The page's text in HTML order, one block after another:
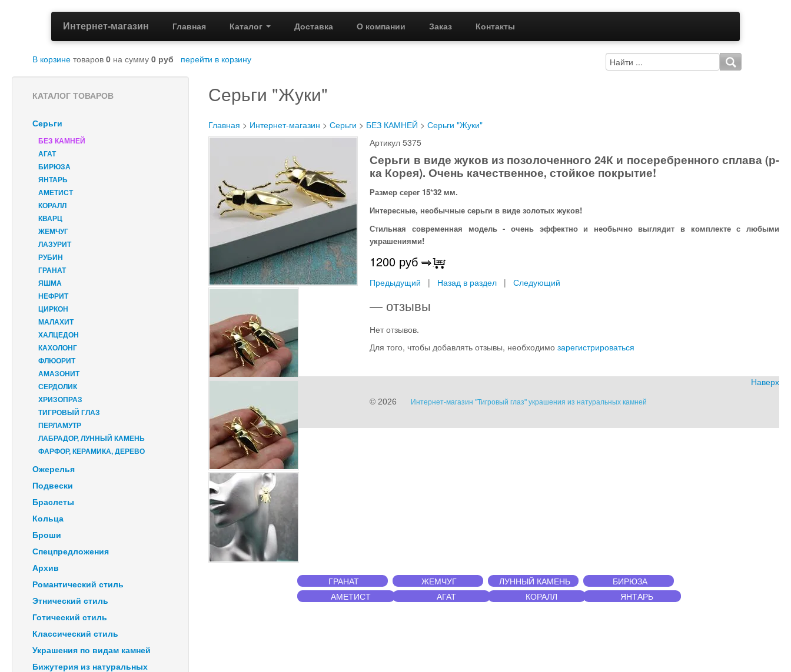
Интернет-магазин Главная Каталог Доставка О компании Заказ Контакты
В корзине товаров 0 на сумму 0 руб перейти в корзину
КАТАЛОГ ТОВАРОВ
Серьги
БЕЗ КАМНЕЙ
АГАТ
БИРЮЗА
ЯНТАРЬ
АМЕТИСТ
КОРАЛЛ
КВАРЦ
ЖЕМЧУГ
ЛАЗУРИТ
РУБИН
ГРАНАТ
ЯШМА
НЕФРИТ
ЦИРКОН
МАЛАХИТ
ХАЛЦЕДОН
КАХОЛОНГ
ФЛЮОРИТ
АМАЗОНИТ
СЕРДОЛИК
ХРИЗОПРАЗ
ТИГРОВЫЙ ГЛАЗ
ПЕРЛАМУТР
ЛАБРАДОР, ЛУННЫЙ КАМЕНЬ
ФАРФОР, КЕРАМИКА, ДЕРЕВО
Ожерелья
Подвески
Браслеты
Кольца
Броши
Спецпредложения
Архив
Романтический стиль
Этнический стиль
Готический стиль
Классический стиль
Украшения по видам камней
Бижутерия из натуральных
Серьги "Жуки"
Главная > Интернет-магазин >Серьги > БЕЗ КАМНЕЙ >Серьги "Жуки"
Артикул 5375
Серьги в виде жуков из позолоченного 24К и посеребренного сплава (р-
ка Корея). Очень качественное, стойкое покрытие!
Размер серег 15*32 мм.
Интересные, необычные серьги в виде золотых жуков!
Стильная современная модель - очень эффектно и необычно выглядит в комплекте с любыми
украшениями!
1200 руб
Предыдущий | Назад в раздел |Следующий
— отзывы
Нет отзывов.
Для того, чтобы добавлять отзывы, необходимозарегистрироваться
Наверх
© 2026 Интернет-магазин "Тигровый глаз" украшения из натуральных камней
ГРАНАТ ЖЕМЧУГ ЛУННЫЙ КАМЕНЬ
БИРЮЗА
АМЕТИСТ
АГАТ КОРАЛЛ ЯНТАРЬ